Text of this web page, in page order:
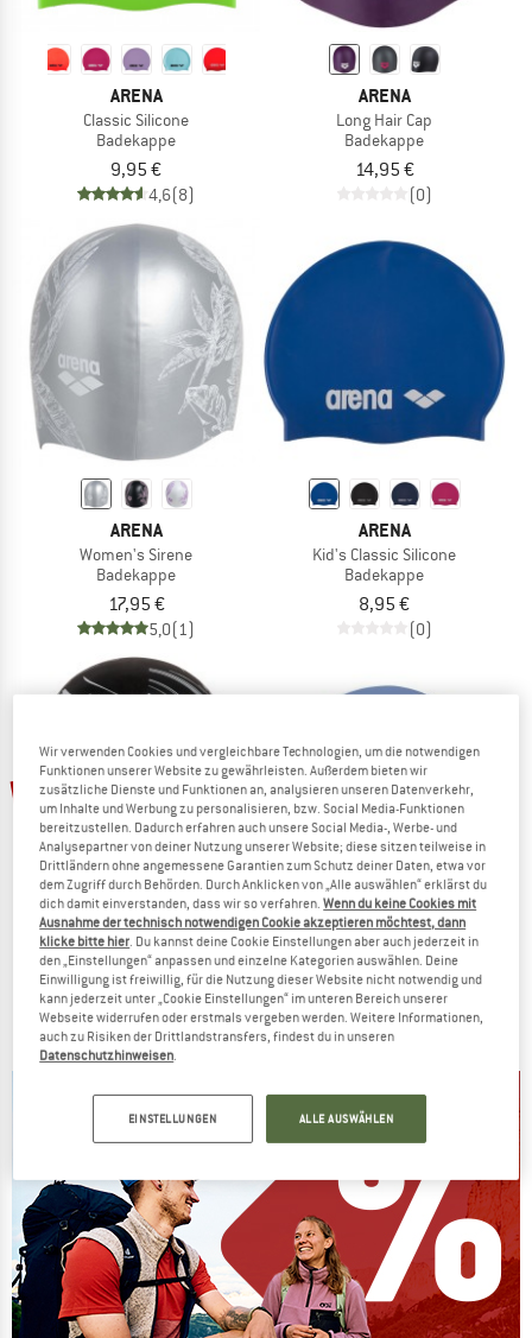
ARENA
Classic Silicone
Badekappe
9,95 €
4,6(8)
ARENA
Long Hair Cap
Badekappe
14,95 €
(0)
ARENA
Women's Sirene
Badekappe
17,95 €
5,0(1)
ARENA
Kid's Classic Silicone
Badekappe
8,95 €
(0)
bis 20%
ARENA
Reversible Cap
Badekappe
15,95 €ab 12,76 €
(0)
bis 15%
SPEEDO
Long Hair Cap
Badekappe
13,95 €ab 11,86 €
Wir verwenden Cookies und vergleichbare Technologien, um die notwendigen
Funktionen unserer Website zu gewährleisten. Außerdem bieten wir
zusätzliche Dienste und Funktionen an, analysieren unseren Datenverkehr,
um Inhalte und Werbung zu personalisieren, bzw. Social Media-Funktionen
bereitzustellen. Dadurch erfahren auch unsere Social Media-, Werbe- und
Analysepartner von deiner Nutzung unserer Website; diese sitzen teilweise in
Drittländern ohne angemessene Garantien zum Schutz deiner Daten, etwa vor
dem Zugriff durch Behörden. Durch Anklicken von „Alle auswählen“ erklärst du
dich damit einverstanden, dass wir so verfahren.Wenn du keine Cookies mit
Ausnahme der technisch notwendigen Cookie akzeptieren möchtest, dann
klicke bitte hier . Du kannst deine Cookie Einstellungen aber auch jederzeit in
den „Einstellungen“ anpassen und einzelne Kategorien auswählen. Deine
Einwilligung ist freiwillig, für die Nutzung dieser Website nicht notwendig und
kann jederzeit unter „Cookie Einstellungen“ im unteren Bereich unserer
Webseite widerrufen oder erstmals vergeben werden. Weitere Informationen,
auch zu Risiken der Drittlandstransfers, findest du in unseren
Datenschutzhinweisen
EINSTELLUNGEN ALLE AUSWÄHLEN